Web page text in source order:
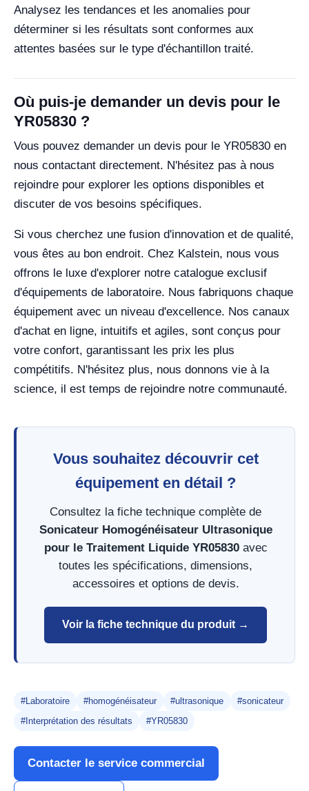
Analysez les tendances et les anomalies pour
déterminer si les résultats sont conformes aux
attentes basées sur le type d'échantillon traité.
Où puis-je demander un devis pour le
YR05830 ?
Vous pouvez demander un devis pour le YR05830 en
nous contactant directement. N'hésitez pas à nous
rejoindre pour explorer les options disponibles et
discuter de vos besoins spécifiques.
Si vous cherchez une fusion d'innovation et de qualité,
vous êtes au bon endroit. Chez Kalstein, nous vous
offrons le luxe d'explorer notre catalogue exclusif
d'équipements de laboratoire. Nous fabriquons chaque
équipement avec un niveau d'excellence. Nos canaux
d'achat en ligne, intuitifs et agiles, sont conçus pour
votre confort, garantissant les prix les plus
compétitifs. N'hésitez plus, nous donnons vie à la
science, il est temps de rejoindre notre communauté.
Vous souhaitez découvrir cet
équipement en détail ?
Consultez la fiche technique complète de
Sonicateur Homogénéisateur Ultrasonique
pour le Traitement Liquide YR05830avec
toutes les spécifications, dimensions,
accessoires et options de devis.
Voir la fiche technique du produit →
#Laboratoire #homogénéisateur #ultrasonique
#sonicateur
#Interprétation des résultats
#YR05830
Contacter le service commercial